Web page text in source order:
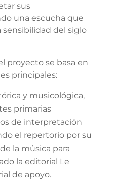
sus
una escucha que
sensibilidad del siglo
proyecto se basa en
principales:
y musicológica,
primarias
de interpretación
el repertorio por su
la música para
la editorial Le
de apoyo.